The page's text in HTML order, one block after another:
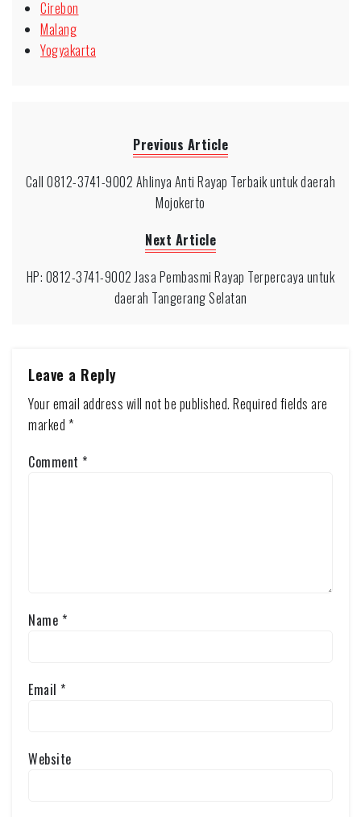
Cirebon
Malang
Yogyakarta
Previous Article
Call 0812-3741-9002 Ahlinya Anti Rayap Terbaik untuk daerah
Mojokerto
Next Article
HP: 0812-3741-9002 Jasa Pembasmi Rayap Terpercaya untuk
daerah Tangerang Selatan
Leave a Reply
Your email address will not be published. Required fields are
marked *
Comment *
Name *
Email *
Website